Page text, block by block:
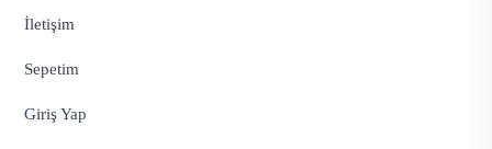
İletişim
Sepetim
Giriş Yap